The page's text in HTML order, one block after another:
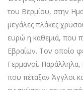
του Βερμίου, στην
μεγάλες πλάκες
ευρώ η καθεμιά, που
Εβραίων. Τον οποίο
Γερμανοί.
που πέταξαν Άγγλοι